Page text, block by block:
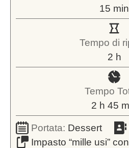
15 min
Tempo di
2ore
h
Tempo
2 ore
h 45
Portata: Dessert
Impasto “mille usi”